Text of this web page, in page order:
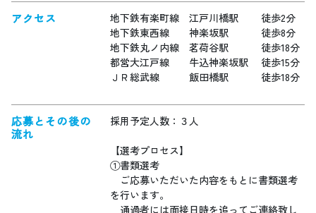
アクセス
地下鉄有楽町線 江戸川橋駅 徒歩2分
地下鉄東西線 神楽坂駅 徒歩8分
地下鉄丸ノ内線 茗荷谷駅 徒歩18分
都営大江戸線 牛込神楽坂駅 徒歩15分
ＪＲ総武線 飯田橋駅 徒歩18分
応募とその後の
流れ
採用予定人数：３人
【選考プロセス】
①書類選考
ご応募いただいた内容をもとに書類選考
を行います。
通過者には面接日時を追ってご連絡致し